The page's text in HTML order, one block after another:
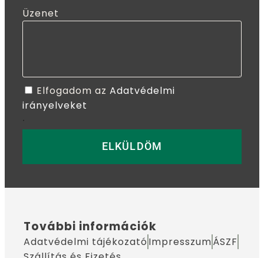
Üzenet
Elfogadom az Adatvédelmi
irányelveket
ELKÜLDÖM
További információk
Adatvédelmi tájékozató ImpresszumÁSZF